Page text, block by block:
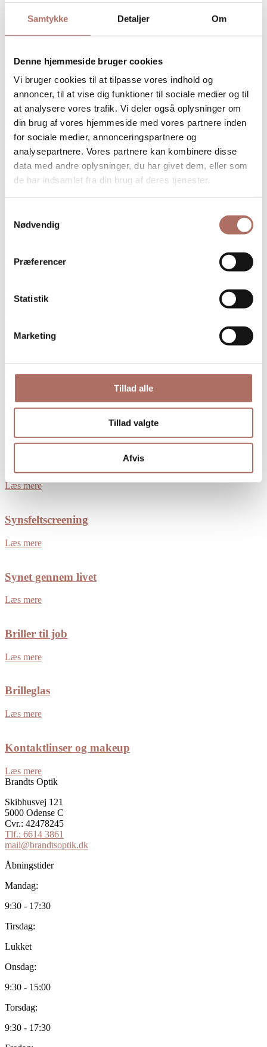
Samtykke Detaljer Om
Denne hjemmeside bruger cookies
Vi bruger cookies til at tilpasse vores indhold og
annoncer, til at vise dig funktioner til sociale medier og til
at analysere vores trafik. Vi deler også oplysninger om
din brug af vores hjemmeside med vores partnere inden
for sociale medier, annonceringspartnere og
analysepartnere. Vores partnere kan kombinere disse
data med andre oplysninger, du har givet dem, eller som
de har indsamlet fra din brug af deres tjenester.
Nødvendig
Præferencer
Statistik
Marketing
Tillad alle
Tillad valgte
Afvis
Brillestel
Guide til godt syn
Læs mere
Synsfejl og øjensygdomme
Opskrifter – Dæk op til et godt syn
Læs mere
Læs mere
Kontaktlinser
Læs mere
Tørre øjne
Læs mere
Synsfeltscreening
Læs mere
Synet gennem livet
Læs mere
Briller til job
Læs mere
Brilleglas
Læs mere
Kontaktlinser og makeup
Læs mere
Brandts Optik
Skibhusvej 121
5000 Odense C
Cvr.: 42478245
Tlf.: 6614 3861
mail@brandtsoptik.dk
Åbningstider
Mandag:
9:30 - 17:30
Tirsdag:
Lukket
Onsdag:
9:30 - 15:00
Torsdag:
9:30 - 17:30